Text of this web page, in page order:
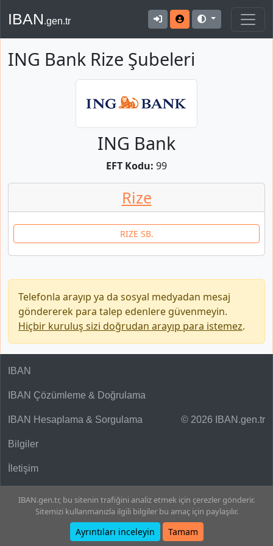
IBAN.gen.tr
ING Bank Rize Şubeleri
ING Bank
EFT Kodu: 99
Rize
RIZE SB.
Telefonla arayıp ya da sosyal medyadan mesaj
göndererek para talep edenlere güvenmeyin.
Hiçbir kuruluş sizi doğrudan arayıp para istemez.
© 2026 IBAN.gen.tr
IBAN
IBAN Çözümleme & Doğrulama
IBAN Hesaplama & Sorgulama
Bilgiler
İletişim
IBAN.gen.tr, bu sitenin trafiğini analiz etmek için çerezler gönderir.
Sitemizi kullanmanızla ilgili bilgiler bu amaç için paylaşılır.
Ayrıntıları inceleyin Tamam